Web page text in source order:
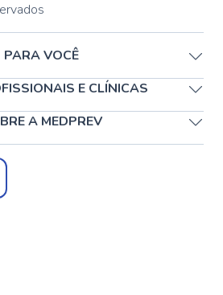
PARA VOCÊ
E CLÍNICAS
A MEDPREV